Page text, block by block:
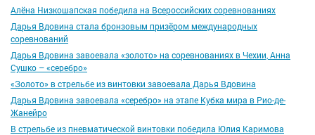
Алёна Низкошапская победила на Всероссийских соревнованиях
Дарья Вдовина стала бронзовым призёром международных
соревнований
Дарья Вдовина завоевала «золото» на соревнованиях в Чехии, Анна
Сушко – «серебро»
«Золото» в стрельбе из винтовки завоевала Дарья Вдовина
Дарья Вдовина завоевала «серебро» на этапе Кубка мира в Рио-де-
Жанейро
В стрельбе из пневматической винтовки победила Юлия Каримова